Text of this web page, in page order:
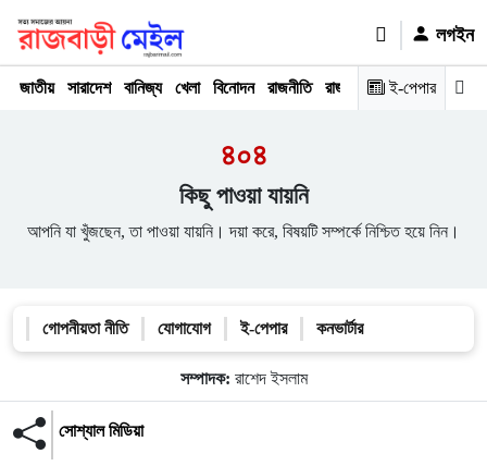
লগইন
জাতীয় সারাদেশ বানিজ্য খেলা বিনোদন রাজনীতি রাজধানী অপরাধ মতামত
ই-পেপার
৪০৪
কিছু পাওয়া যায়নি
আপনি যা খুঁজছেন, তা পাওয়া যায়নি। দয়া করে, বিষয়টি সম্পর্কে নিশ্চিত হয়ে নিন।
গোপনীয়তা নীতি যোগাযোগ ই-পেপার কনভার্টার
সম্পাদক: রাশেদ ইসলাম
সোশ্যাল মিডিয়া